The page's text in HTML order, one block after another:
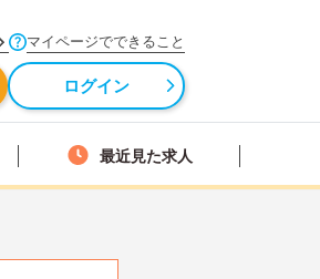
マイページでできること
ログイン
最近見た求人